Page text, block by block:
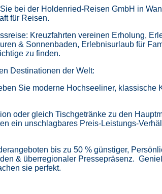
bei der Holdenried-Reisen GmbH in
für Reisen.
Kreuzfahrten vereinen Erholung,
& Sonnenbaden, Erlebnisurlaub für
zu finden.
Destinationen der Welt:
Sie moderne Hochseeliner, klassische
oder gleich Tischgetränke zu den
ein unschlagbares Preis-Leistungs-
bis zu 50 % günstiger,
& überregionaler Pressepräsenz.
sie perfekt.